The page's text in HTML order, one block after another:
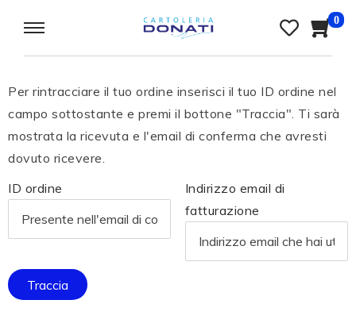
0
Per rintracciare il tuo ordine inserisci il tuo ID ordine nel
campo sottostante e premi il bottone "Traccia". Ti sarà
mostrata la ricevuta e l'email di conferma che avresti
dovuto ricevere.
ID ordine
Indirizzo email di
fatturazione
Traccia